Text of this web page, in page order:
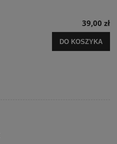
39,00 zł
DO KOSZYKA